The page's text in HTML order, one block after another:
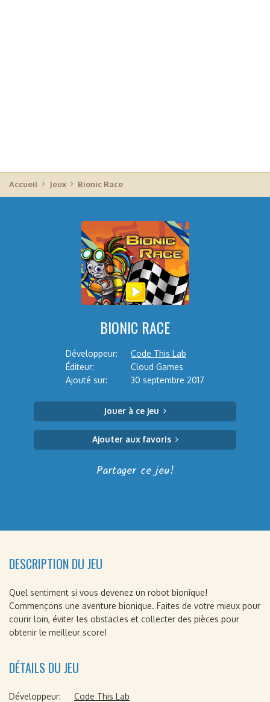
Accueil Jeux Bionic Race
BIONIC RACE
Développeur:
Code This Lab
Éditeur:
Cloud Games
Ajouté sur:
30 septembre 2017
Jouer à ce jeu
Ajouter aux favoris
Partager ce jeu!
DESCRIPTION DU JEU
Quel sentiment si vous devenez un robot bionique!
Commençons une aventure bionique. Faites de votre mieux pour
courir loin, éviter les obstacles et collecter des pièces pour
obtenir le meilleur score!
DÉTAILS DU JEU
Développeur:
Code This Lab